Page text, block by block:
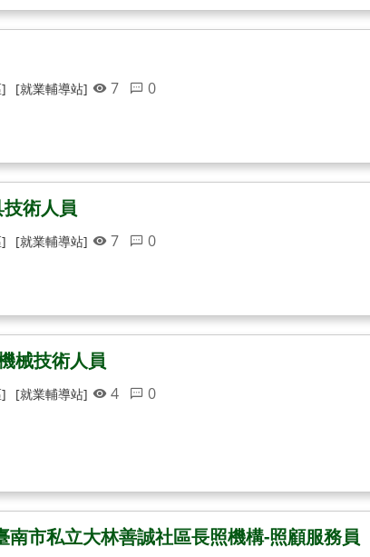
[就業輔導站] 7
0
術人員
[就業輔導站] 7
0
械技術人員
[就業輔導站] 4
0
市私立大林善誠社區長照機構-照顧服務員